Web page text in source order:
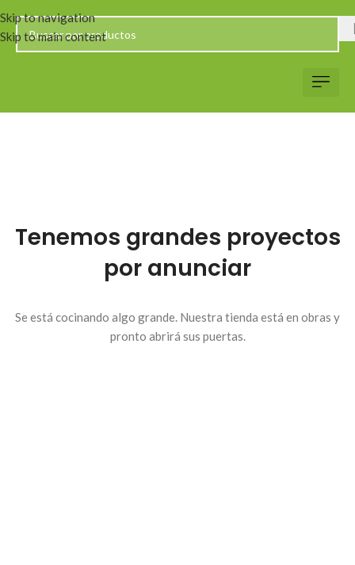
Skip to navigation
Skip to main content
Tenemos grandes proyectos
por anunciar
Se está cocinando algo grande. Nuestra tienda está en obras y
pronto abrirá sus puertas.